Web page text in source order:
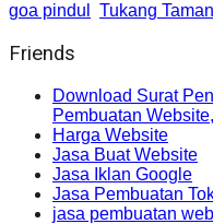
goa pindul
Tukang
Friends
Download Surat
Pembuatan
Harga Website
Jasa Buat Website
Jasa Iklan Google
Jasa Pembuatan
jasa pembuatan